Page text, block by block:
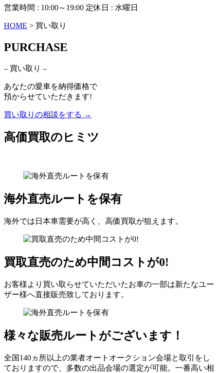
営業時間 : 10:00～19:00 定休日 : 水曜日
HOME > 買い取り
PURCHASE
– 買い取り –
あなたの愛車を納得価格で
預からせていただきます!
買い取りの相談をする →
高価買取のヒミツ
海外直売ルートを保有
海外では日本車需要が高く、高価買取が狙えます。
買取直売のため中間コストが0!
お客様より買い取らせていただいたお車の一部は新たなユー
ザー様へ直接販売致しております。
様々な販売ルートがございます！
全国140ヵ所以上の業者オートオークション会場と取引をし
ておりますので、多数の出品会場の選定が可能。一番高い相